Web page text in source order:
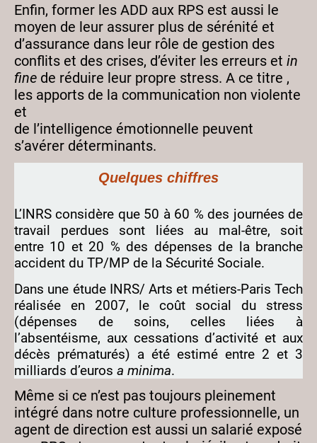
Enfin, former les ADD aux RPS est aussi le
moyen de leur assurer plus de sérénité et
d’assurance dans leur rôle de gestion des
conflits et des crises, d’éviter les erreurs et in
fine de réduire leur propre stress. A ce titre ,
les apports de la communication non violente
et
de l’intelligence émotionnelle peuvent
s’avérer déterminants.
Quelques chiffres
L’INRS considère que 50 à 60 % des journées de
travail perdues sont liées au mal-être, soit
entre 10 et 20 % des dépenses de la branche
accident du TP/MP de la Sécurité Sociale.
Dans une étude INRS/ Arts et métiers-Paris Tech
réalisée en 2007, le coût social du stress
(dépenses de soins, celles liées à
l’absentéisme, aux cessations d’activité et aux
décès prématurés) a été estimé entre 2 et 3
milliards d’euros a minima.
Même si ce n’est pas toujours pleinement
intégré dans notre culture professionnelle, un
agent de direction est aussi un salarié exposé